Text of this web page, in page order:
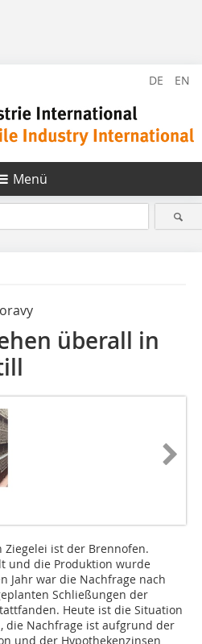
DE EN
Menü
überall in
Ziegelei ist der Brennofen.
und die Produktion wurde
Jahr war die Nachfrage nach
Schließungen der
Heute ist die Situation
die Nachfrage ist aufgrund der
und der Hypothekenzinsen